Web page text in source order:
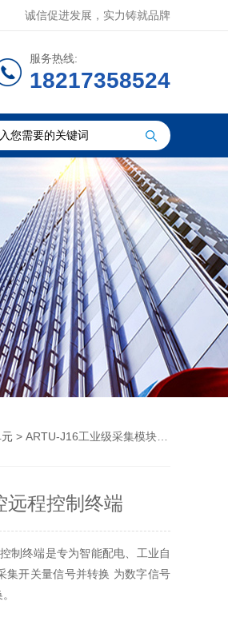
诚信促进发展，实力铸就品牌
服务热线:
18217358524
> ARTU-J16工业级采集模块-遥信遥控远程控制终端
远程控制终端
制终端是专为智能配电、工业自
集开关量信号并转换 为数字信号